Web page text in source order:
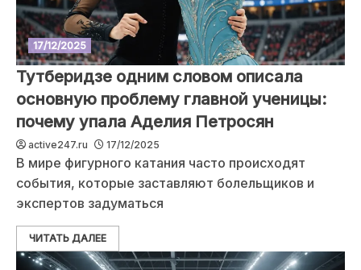
17/12/2025
Тутберидзе одним словом описала
основную проблему главной ученицы:
почему упала Аделия Петросян
active247.ru 17/12/2025
В мире фигурного катания часто происходят
события, которые заставляют болельщиков и
экспертов задуматься
ЧИТАТЬ ДАЛЕЕ